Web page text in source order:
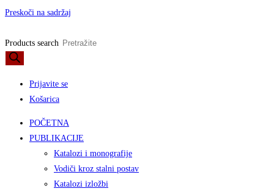
Preskoči na sadržaj
Products search
Prijavite se
Košarica
POČETNA
PUBLIKACIJE
Katalozi i monografije
Vodiči kroz stalni postav
Katalozi izložbi